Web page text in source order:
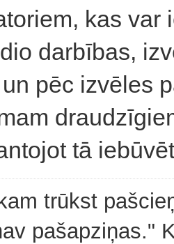
kas var
darbības,
pēc izvēles
tā
trūkst
pašapziņas."